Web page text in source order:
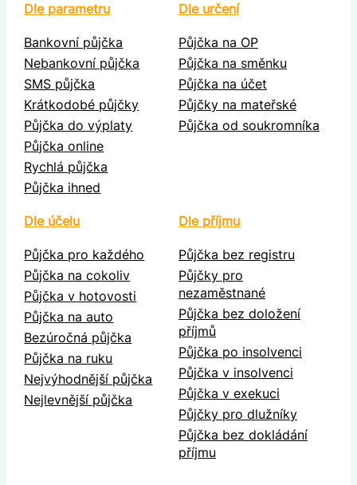
Dle parametru
Bankovní půjčka
Nebankovní půjčka
SMS půjčka
Krátkodobé půjčky
Půjčka do výplaty
Půjčka online
Rychlá půjčka
Půjčka ihned
Dle určení
Půjčka na OP
Půjčka na směnku
Půjčka na účet
Půjčky na mateřské
Půjčka od soukromníka
Dle účelu
Půjčka pro každého
Půjčka na cokoliv
Půjčka v hotovosti
Půjčka na auto
Bezúročná půjčka
Půjčka na ruku
Nejvýhodnější půjčka
Nejlevnější půjčka
Dle příjmu
Půjčka bez registru
Půjčky pro
nezaměstnané
Půjčka bez doložení
příjmů
Půjčka po insolvenci
Půjčka v insolvenci
Půjčka v exekuci
Půjčky pro dlužníky
Půjčka bez dokládání
příjmu